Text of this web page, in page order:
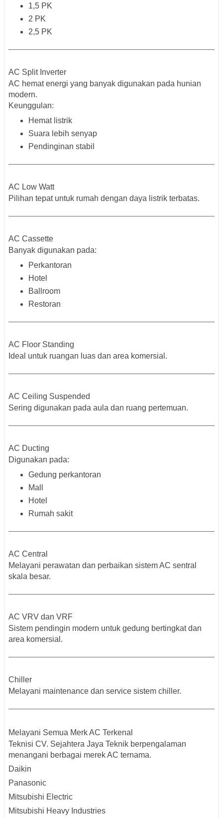
1,5 PK
2 PK
2,5 PK
AC Split Inverter
AC hemat energi yang banyak digunakan pada hunian
modern.
Keunggulan:
Hemat listrik
Suara lebih senyap
Pendinginan stabil
AC Low Watt
Pilihan tepat untuk rumah dengan daya listrik terbatas.
AC Cassette
Banyak digunakan pada:
Perkantoran
Hotel
Ballroom
Restoran
AC Floor Standing
Ideal untuk ruangan luas dan area komersial.
AC Ceiling Suspended
Sering digunakan pada aula dan ruang pertemuan.
AC Ducting
Digunakan pada:
Gedung perkantoran
Mall
Hotel
Rumah sakit
AC Central
Melayani perawatan dan perbaikan sistem AC sentral
skala besar.
AC VRV dan VRF
Sistem pendingin modern untuk gedung bertingkat dan
area komersial.
Chiller
Melayani maintenance dan service sistem chiller.
Melayani Semua Merk AC Terkenal
Teknisi CV. Sejahtera Jaya Teknik berpengalaman
menangani berbagai merek AC ternama.
Daikin
Panasonic
Mitsubishi Electric
Mitsubishi Heavy Industries